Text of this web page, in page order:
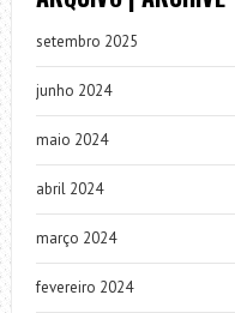
setembro 2025
junho 2024
maio 2024
abril 2024
março 2024
fevereiro 2024